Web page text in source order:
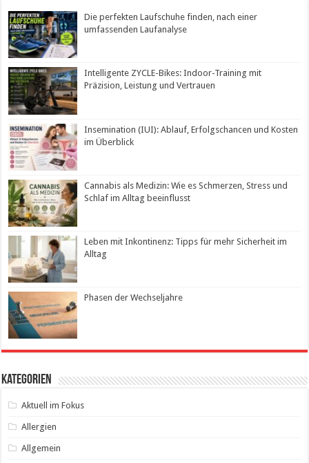
Die perfekten Laufschuhe finden, nach einer
umfassenden Laufanalyse
Intelligente ZYCLE-Bikes: Indoor-Training mit
Präzision, Leistung und Vertrauen
Insemination (IUI): Ablauf, Erfolgschancen und Kosten
im Überblick
Cannabis als Medizin: Wie es Schmerzen, Stress und
Schlaf im Alltag beeinflusst
Leben mit Inkontinenz: Tipps für mehr Sicherheit im
Alltag
Phasen der Wechseljahre
Kategorien
Aktuell im Fokus
Allergien
Allgemein